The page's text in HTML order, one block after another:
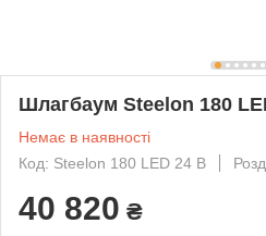
Шлагбаум Steelon 180
Немає в наявності
Код: Steelon 180 LED 24 В
40 820 ₴